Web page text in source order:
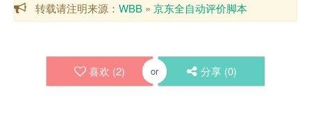
转载请注明来源： WBB » 京东全自动评价脚本
喜欢 (2) or 分享 (0)